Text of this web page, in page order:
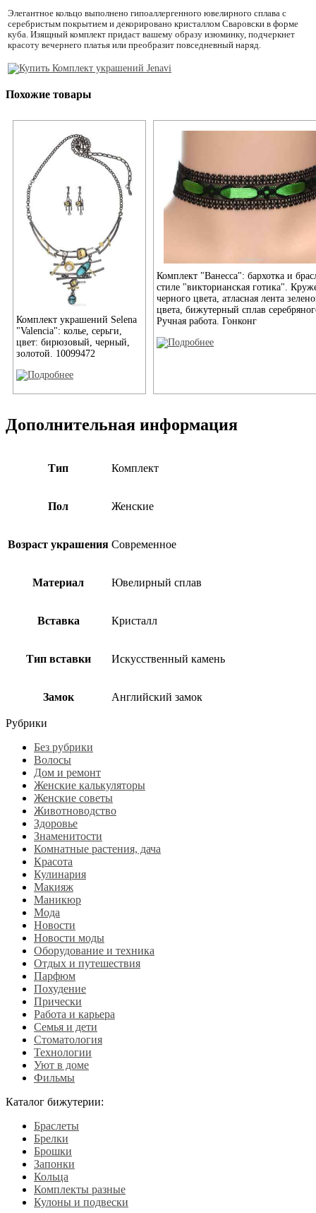
Элегантное кольцо выполнено гипоаллергенного ювелирного сплава с
серебристым покрытием и декорировано кристаллом Сваровски в форме
куба. Изящный комплект придаст вашему образу изюминку, подчеркнет
красоту вечернего платья или преобразит повседневный наряд.
Похожие товары
Комплект украшений Selena
"Valencia": колье, серьги,
цвет: бирюзовый, черный,
золотой. 10099472
Комплект "Ванесса": бархотка и
стиле "викторианская готика".
черного цвета, атласная лента
цвета, бижутерный сплав
Ручная работа. Гонконг
Дополнительная информация
Тип Комплект
Пол Женские
Возраст украшения Современное
Материал Ювелирный сплав
Вставка Кристалл
Тип вставки Искусственный камень
Замок Английский замок
Рубрики
Без рубрики
Волосы
Дом и ремонт
Женские калькуляторы
Женские советы
Животноводство
Здоровье
Знаменитости
Комнатные растения, дача
Красота
Кулинария
Макияж
Маникюр
Мода
Новости
Новости моды
Оборудование и техника
Отдых и путешествия
Парфюм
Похудение
Прически
Работа и карьера
Семья и дети
Стоматология
Технологии
Уют в доме
Фильмы
Каталог бижутерии:
Браслеты
Брелки
Брошки
Запонки
Кольца
Комплекты разные
Кулоны и подвески